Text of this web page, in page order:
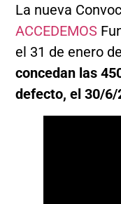
La nueva
ACCEDEMOS
el 31 de enero
concedan las
defecto, el 30/6/